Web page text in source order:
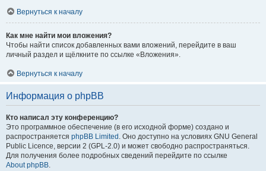
Вернуться к началу
Как мне найти мои вложения?
Чтобы найти список добавленных вами вложений, перейдите в ваш
личный раздел и щёлкните по ссылке «Вложения».
Вернуться к началу
Информация о phpBB
Кто написал эту конференцию?
Это программное обеспечение (в его исходной форме) создано и
распространяется phpBB Limited . Оно доступно на условиях GNU General
Public Licence, версии 2 (GPL-2.0) и может свободно распространяться.
Для получения более подробных сведений перейдите по ссылке
About phpBB.